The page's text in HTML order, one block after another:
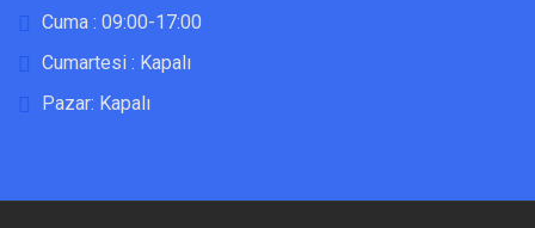
Cuma : 09:00-17:00
Cumartesi : Kapalı
Pazar: Kapalı